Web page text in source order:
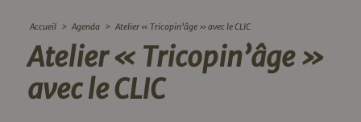
Accueil > Agenda > Atelier « Tricopin’âge » avec le CLIC
Atelier « Tricopin’âge »
avec le CLIC